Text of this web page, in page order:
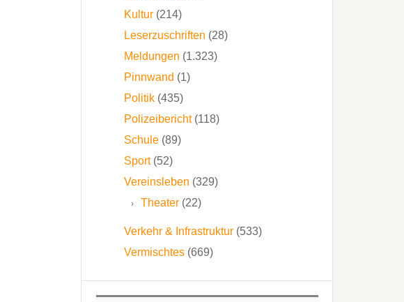
Kultur (214)
Leserzuschriften (28)
Meldungen (1.323)
Pinnwand (1)
Politik (435)
Polizeibericht(118)
Schule (89)
Sport(52)
Vereinsleben (329)
Theater (22)
Verkehr & Infrastruktur (533)
Vermischtes (669)